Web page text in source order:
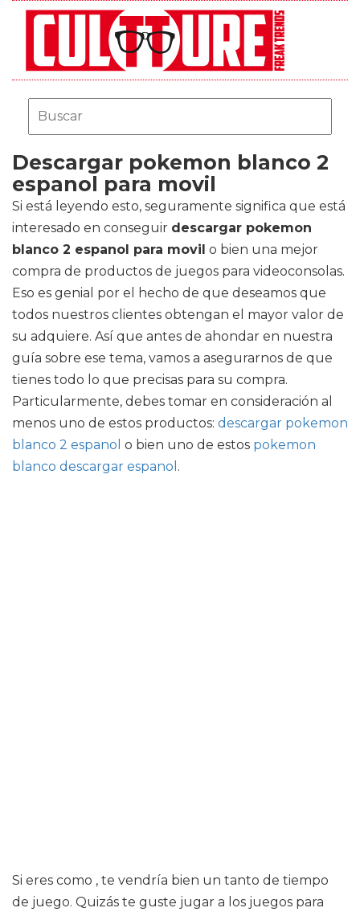
Descargar pokemon blanco 2
espanol para movil
Si está leyendo esto, seguramente significa que está
interesado en conseguir descargar pokemon
blanco 2 espanol para movil o bien una mejor
compra de productos de juegos para videoconsolas.
Eso es genial por el hecho de que deseamos que
todos nuestros clientes obtengan el mayor valor de
su adquiere. Así que antes de ahondar en nuestra
guía sobre ese tema, vamos a asegurarnos de que
tienes todo lo que precisas para su compra.
Particularmente, debes tomar en consideración al
menos uno de estos productos: descargar pokemon
blanco 2 espanol o bien uno de estos pokemon
blanco descargar espanol .
Si eres como , te vendría bien un tanto de tiempo
de juego. Quizás te guste jugar a los juegos para